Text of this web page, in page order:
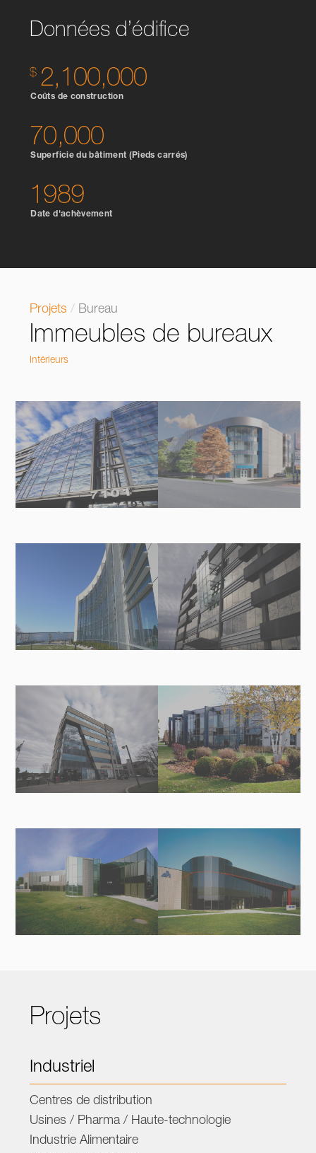
Données d’édifice
2,100,000
Coûts de construction
70,000
Superficie du bâtiment (Pieds carrés)
1989
Date d'achèvement
Projets / Bureau
Immeubles de bureaux
Intérieurs
Projets
Industriel
Centres de distribution
Usines / Pharma / Haute-technologie
Industrie Alimentaire